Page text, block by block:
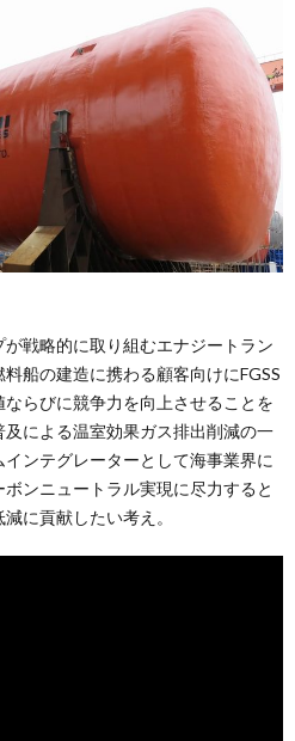
戦略的に取り組むエナジートラン
船の建造に携わる顧客向けにFGSS
らびに競争力を向上させることを
による温室効果ガス排出削減の一
ンテグレーターとして海事業界に
ンニュートラル実現に尽力すると
に貢献したい考え。